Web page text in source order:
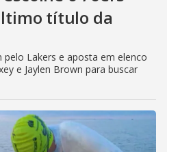
título da
pelo Lakers e aposta em elenco
e Jaylen Brown para buscar